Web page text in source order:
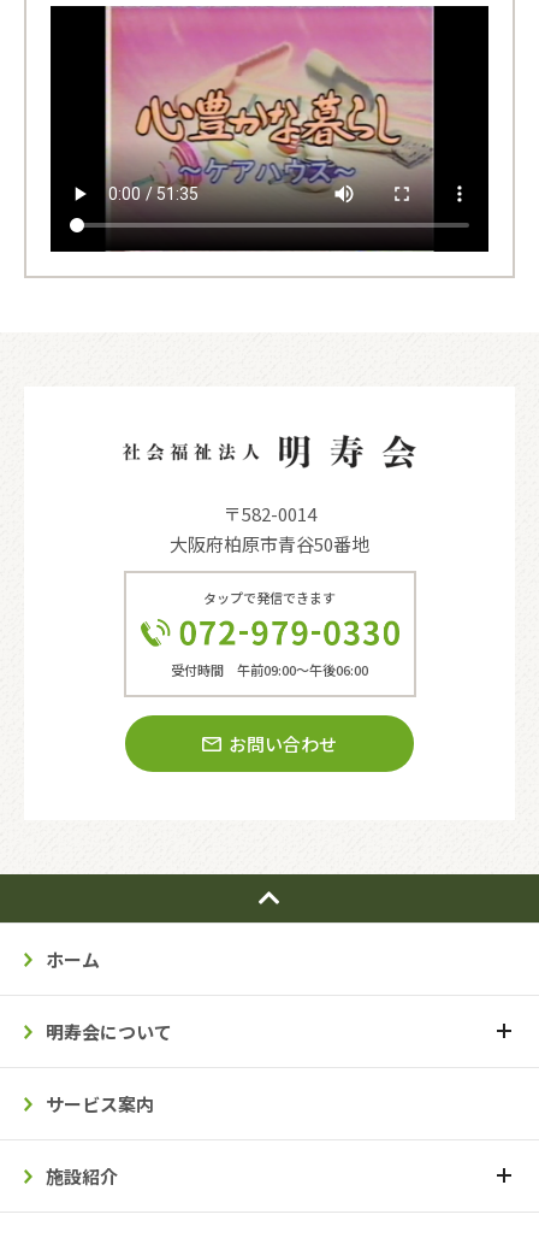
〒582-0014
大阪府柏原市青谷50番地
タップで発信できます
受付時間 午前09:00〜午後06:00
お問い合わせ
ホーム
明寿会について
サービス案内
施設紹介